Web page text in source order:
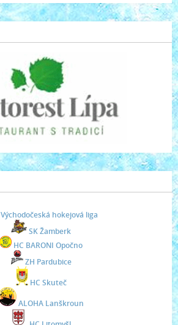
Východočeská hokejová liga
SK Žamberk
HC BARONI Opočno
ZH Pardubice
HC Skuteč
ALOHA Lanškroun